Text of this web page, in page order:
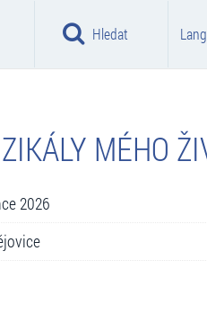
Hledat
MÉHO
2026